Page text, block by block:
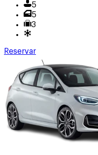
5
5
3
Reservar